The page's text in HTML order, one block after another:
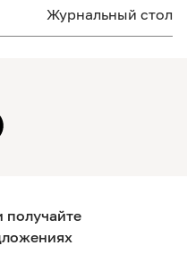
Журнальный стол
получайте